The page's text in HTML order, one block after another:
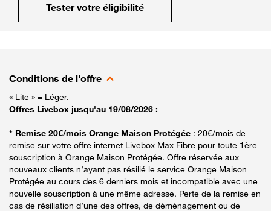
Tester votre éligibilité
Conditions de l'offre
« Lite » = Léger.
Offres Livebox jusqu'au 19/08/2026 :
* Remise 20€/mois Orange Maison Protégée : 20€/mois de
remise sur votre offre internet Livebox Max Fibre pour toute 1ère
souscription à Orange Maison Protégée. Offre réservée aux
nouveaux clients n’ayant pas résilié le service Orange Maison
Protégée au cours des 6 derniers mois et incompatible avec une
nouvelle souscription à une même adresse. Perte de la remise en
cas de résiliation d’une des offres, de déménagement ou de